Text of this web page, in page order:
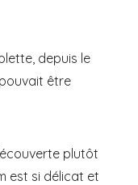
depuis le
être
plutôt
est si délicat et